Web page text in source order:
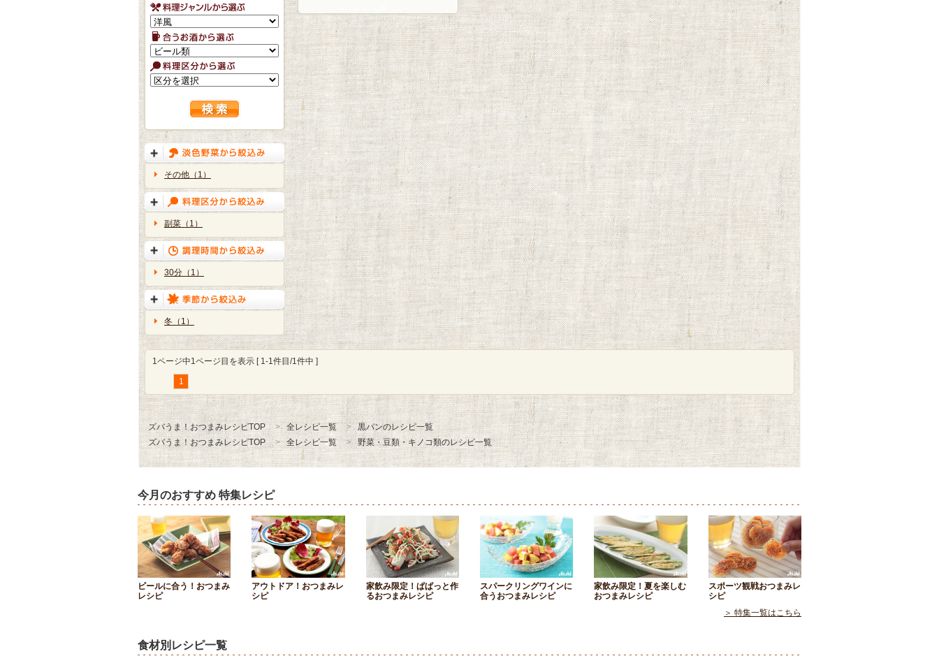
その他（1）
副菜（1）
30分（1）
冬（1）
1ページ中1ページ目を表示 [ 1-1件目/1件中 ]
1
ズバうま！おつまみレシピTOP 全レシピ一覧
黒パンのレシピ一覧
ズバうま！おつまみレシピTOP
全レシピ一覧 野菜・豆類・キノコ類のレシピ一覧
今月のおすすめ 特集レシピ
ビールに合う！おつまみ
レシピ
アウトドア！おつまみレ
シピ
家飲み限定！ぱぱっと作
るおつまみレシピ
スパークリングワインに
合うおつまみレシピ
家飲み限定！夏を楽しむ
おつまみレシピ
スポーツ観戦おつまみレ
シピ
＞ 特集一覧はこちら
食材別レシピ一覧